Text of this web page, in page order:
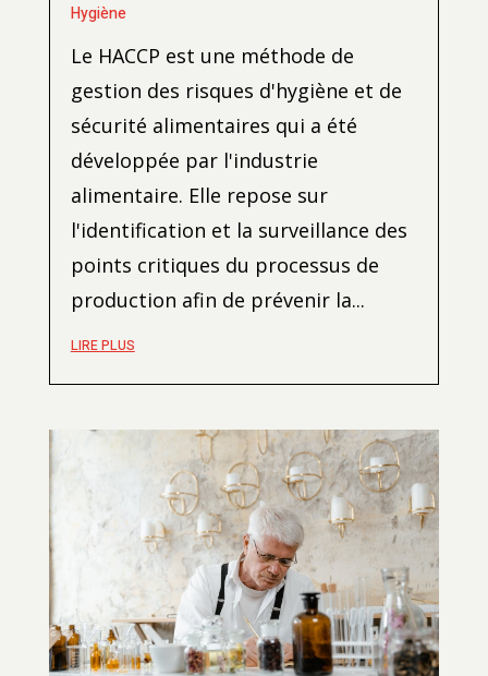
Hygiène
Le HACCP est une méthode de
gestion des risques d'hygiène et de
sécurité alimentaires qui a été
développée par l'industrie
alimentaire. Elle repose sur
l'identification et la surveillance des
points critiques du processus de
production afin de prévenir la...
LIRE PLUS